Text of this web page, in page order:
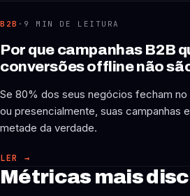
B2B · 9 MIN DE LEITURA
Por que campanhas B2B
conversões offline não
Se 80% dos seus negócios fecham
ou presencialmente, suas campanhas
metade da verdade.
LER →
Métricas mais